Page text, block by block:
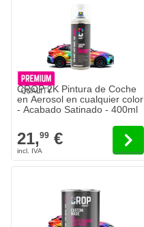
CROP 2K Pintura de Coche
en Aerosol en cualquier color
- Acabado Satinado - 400ml
21,99 €